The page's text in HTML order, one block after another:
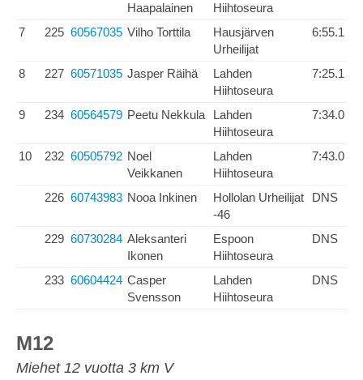
Haapalainen
Hiihtoseura
7 225 60567035 Vilho Torttila
Hausjärven
Urheilijat
6:55.1
8 227 60571035 Jasper Räihä
Lahden
Hiihtoseura
7:25.1
9 234 60564579 Peetu Nekkula
Lahden
Hiihtoseura
7:34.0
10 232 60505792 Noel
Veikkanen
Lahden
Hiihtoseura
7:43.0
226 60743983 Nooa Inkinen
Hollolan Urheilijat
-46
DNS
229 60730284 Aleksanteri
Ikonen
Espoon
Hiihtoseura
DNS
233 60604424 Casper
Svensson
Lahden
Hiihtoseura
DNS
M12
Miehet 12 vuotta 3 km V